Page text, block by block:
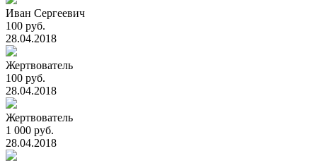
Иван Сергеевич
100 руб.
28.04.2018
Жертвователь
100 руб.
28.04.2018
Жертвователь
1 000 руб.
28.04.2018